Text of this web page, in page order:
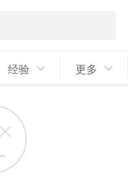
经验 更多